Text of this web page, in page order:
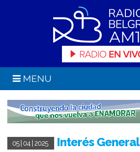
MENU
05 | 04 | 2025 Interés General